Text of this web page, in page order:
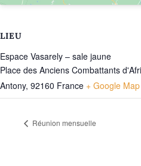
LIEU
Espace Vasarely – sale jaune
Place des Anciens Combattants
Antony, 92160 France + Google Map
Réunion mensuelle